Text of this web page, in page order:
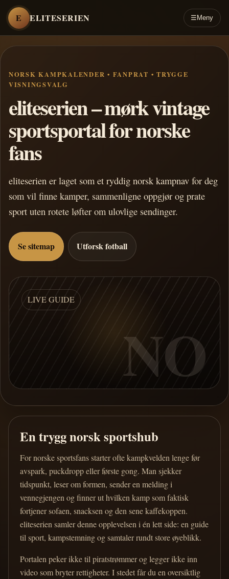
E ELITESERIEN ☰ Meny
NORSK KAMPKALENDER • FANPRAT • TRYGGE
VISNINGSVALG
eliteserien – mørk vintage
sportsportal for norske
fans
eliteserien er laget som et ryddig norsk kampnav for deg
som vil finne kamper, sammenligne oppgjør og prate
sport uten rotete løfter om ulovlige sendinger.
Se sitemap Utforsk fotball
LIVE GUIDE
NO
En trygg norsk sportshub
For norske sportsfans starter ofte kampkvelden lenge før
avspark, puckdropp eller første gong. Man sjekker
tidspunkt, leser om formen, sender en melding i
vennegjengen og finner ut hvilken kamp som faktisk
fortjener sofaen, snacksen og den sene kaffekoppen.
eliteserien samler denne opplevelsen i én lett side: en guide
til sport, kampstemning og samtaler rundt store øyeblikk.
Portalen peker ikke til piratstrømmer og legger ikke inn
video som bryter rettigheter. I stedet får du en oversiktlig